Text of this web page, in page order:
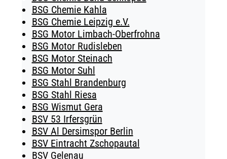
BSG Chemie Kahla
BSG Chemie Leipzig e.V.
BSG Motor Limbach-Oberfrohna
BSG Motor Rudisleben
BSG Motor Steinach
BSG Motor Suhl
BSG Stahl Brandenburg
BSG Stahl Riesa
BSG Wismut Gera
BSV 53 Irfersgrün
BSV Al Dersimspor Berlin
BSV Eintracht Zschopautal
BSV Gelenau